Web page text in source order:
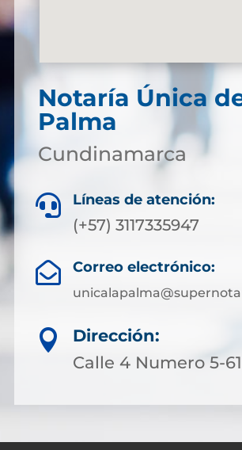
Notaría Única
Palma
Cundinamarca
 Líneas de atención:
(+57) 3117335947
 Correo electrónico:

Dirección:
Calle 4 Numero 5-61